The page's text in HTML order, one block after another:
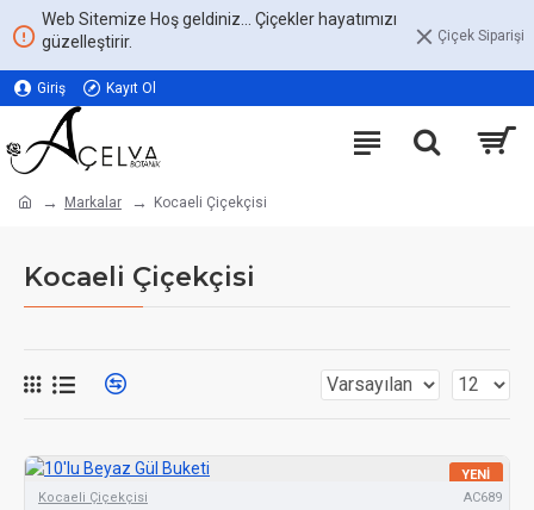
Web Sitemize Hoş geldiniz... Çiçekler hayatımızı
güzelleştirir.
Çiçek Siparişi
Giriş Kayıt Ol
Markalar Kocaeli Çiçekçisi
Kocaeli Çiçekçisi
YENI
Kocaeli Çiçekçisi
AC689